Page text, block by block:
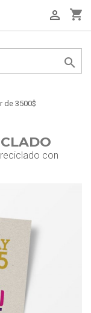
shopping_cart


de 3500$
con